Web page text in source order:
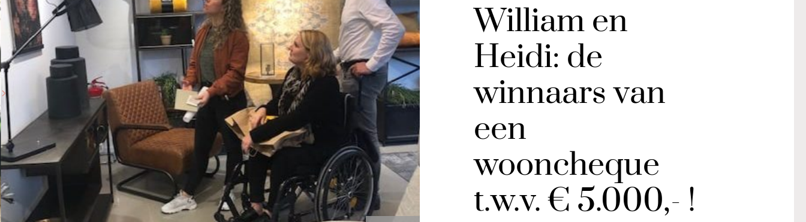
William en
Heidi: de
winnaars van
een
wooncheque
t.w.v. € 5.000,- !